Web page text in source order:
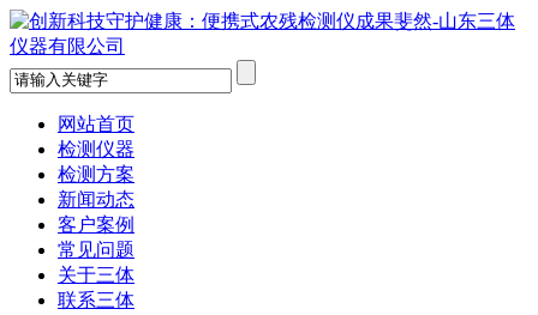
网站首页
检测仪器
检测方案
新闻动态
客户案例
常见问题
关于三体
联系三体